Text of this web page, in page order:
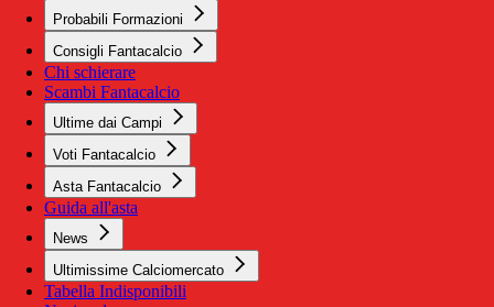
Probabili Formazioni
Consigli Fantacalcio
Chi schierare
Scambi Fantacalcio
Ultime dai Campi
Voti Fantacalcio
Asta Fantacalcio
Guida all'asta
News
Ultimissime Calciomercato
Tabella Indisponibili